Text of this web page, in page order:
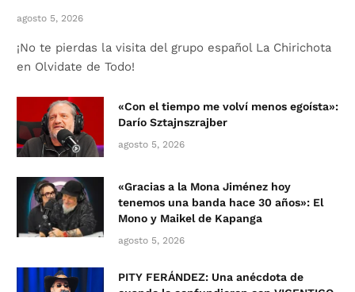
agosto 5, 2026
¡No te pierdas la visita del grupo español La Chirichota
en Olvidate de Todo!
«Con el tiempo me volví menos egoísta»:
Darío Sztajnszrajber
agosto 5, 2026
«Gracias a la Mona Jiménez hoy
tenemos una banda hace 30 años»: El
Mono y Maikel de Kapanga
agosto 5, 2026
PITY FERÁNDEZ: Una anécdota de